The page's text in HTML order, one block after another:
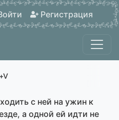
Регистрация
с ней на ужин к
а одной ей идти не